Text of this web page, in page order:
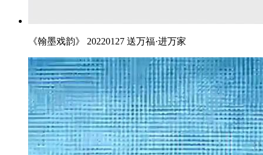
《翰墨戏韵》 20220127 送万福·进万家